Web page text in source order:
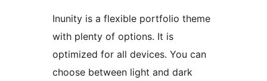
Inunity is a flexible portfolio theme
with plenty of options. It is
optimized for all devices. You can
choose between light and dark